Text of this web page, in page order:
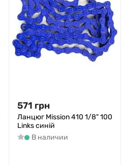
571 грн
Ланцюг Mission 410 1/8" 100
Links синій
В наличии